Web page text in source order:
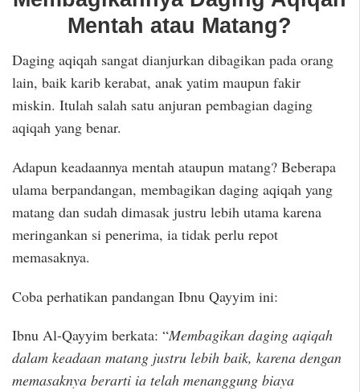
Mentah atau Matang?
Daging aqiqah sangat dianjurkan dibagikan pada orang
lain, baik karib kerabat, anak yatim maupun fakir
miskin. Itulah salah satu anjuran pembagian daging
aqiqah yang benar.
Adapun keadaannya mentah ataupun matang? Beberapa
ulama berpandangan, membagikan daging aqiqah yang
matang dan sudah dimasak justru lebih utama karena
meringankan si penerima, ia tidak perlu repot
memasaknya.
Coba perhatikan pandangan Ibnu Qayyim ini:
Ibnu Al-Qayyim berkata: “Membagikan daging aqiqah
dalam keadaan matang justru lebih baik, karena dengan
memasaknya berarti ia telah menanggung biaya